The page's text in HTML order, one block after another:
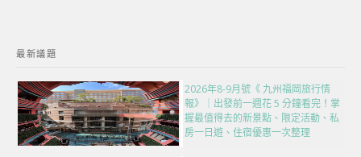
最新議題
2026年8-9月號《 九州福岡旅行情
報》｜出發前一週花 5 分鐘看完！掌
握最值得去的新景點、限定活動、私
房一日遊、住宿優惠一次整理